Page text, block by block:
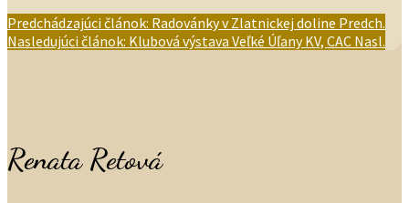
Predchádzajúci článok: Radovánky v Zlatnickej doline Predch.
Nasledujúci článok: Klubová výstava Veľké Úľany KV, CAC Nasl.
Renata Retová